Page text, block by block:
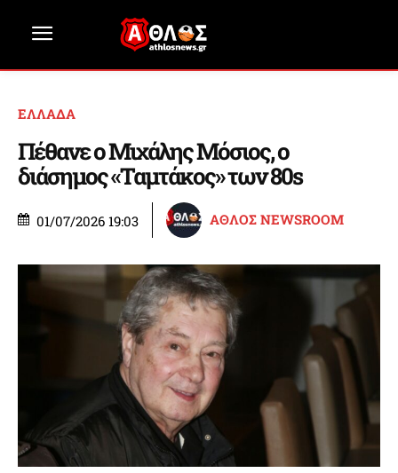
ΕΛΛΑΔΑ
Πέθανε ο Μιχάλης Μόσιος, ο
διάσημος «Ταμτάκος» των 80s
01/07/2026 19:03 ΑΘΛΟΣ NEWSROOM